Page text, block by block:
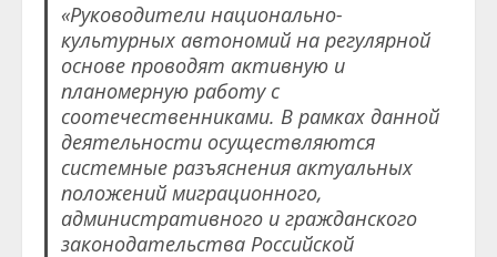
«Руководители национально-
культурных автономий на регулярной
основе проводят активную и
планомерную работу с
соотечественниками. В рамках данной
деятельности осуществляются
системные разъяснения актуальных
положений миграционного,
административного и гражданского
законодательства Российской